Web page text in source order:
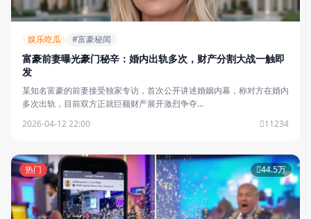
娱乐吃瓜 #富豪秘闻
富豪前妻曝光豪门秘辛：婚内出轨多次，财产分割大战一触即
发
某知名富豪的前妻接受独家专访，首次公开讲述婚姻内幕，称对方在婚内
多次出轨，目前双方正就巨额财产展开激烈争夺...
2026-04-12 22:00
11234
热门 44.5万